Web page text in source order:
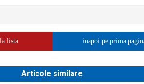
lista inapoi pe prima
Articole similare